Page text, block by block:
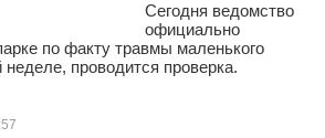
Сегодня ведомство
официально
по факту травмы маленького
проводится проверка.